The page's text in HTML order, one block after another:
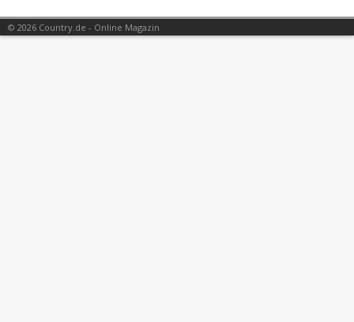
© 2026 Country.de - Online Magazin